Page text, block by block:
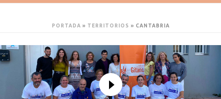
PORTADA » TERRITORIOS » CANTABRIA